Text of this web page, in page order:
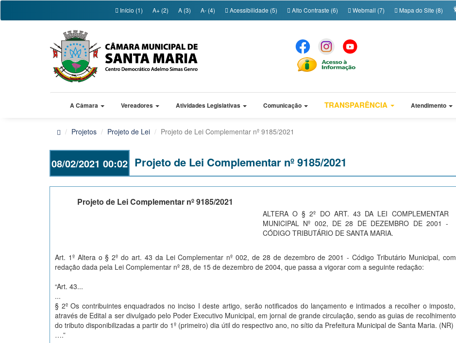
Início (1) A+ (2) A (3) A- (4) Acessibilidade (5) Alto Contraste (6) Webmail (7) Mapa do Site (8)
A Câmara Vereadores Atividades Legislativas Comunicação TRANSPARÊNCIA Atendimento
Projetos Projeto de Lei Projeto de Lei Complementar nº 9185/2021
08/02/2021 00:02 Projeto de Lei Complementar nº 9185/2021
Projeto de Lei Complementar nº 9185/2021
ALTERA O § 2º DO ART. 43 DA LEI COMPLEMENTAR
MUNICIPAL Nº 002, DE 28 DE DEZEMBRO DE 2001 -
CÓDIGO TRIBUTÁRIO DE SANTA MARIA.
Art. 1º Altera o § 2º do art. 43 da Lei Complementar nº 002, de 28 de dezembro de 2001 - Código Tributário Municipal, com
redação dada pela Lei Complementar nº 28, de 15 de dezembro de 2004, que passa a vigorar com a seguinte redação:
“Art. 43...
...
§ 2º Os contribuintes enquadrados no inciso I deste artigo, serão notificados do lançamento e intimados a recolher o imposto,
através de Edital a ser divulgado pelo Poder Executivo Municipal, em jornal de grande circulação, sendo as guias de recolhimento
do tributo disponibilizadas a partir do 1º (primeiro) dia útil do respectivo ano, no sítio da Prefeitura Municipal de Santa Maria. (NR)
….”